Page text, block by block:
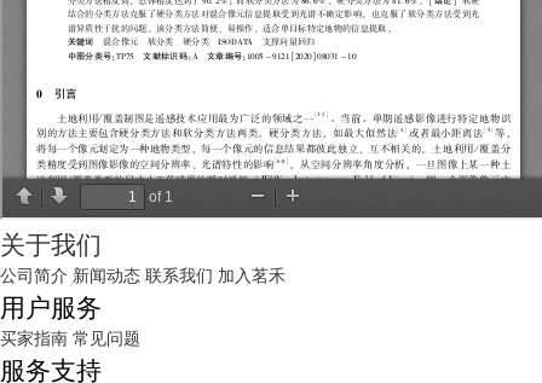
关于我们
公司简介 新闻动态 联系我们 加入茗禾
用户服务
买家指南 常见问题
服务支持